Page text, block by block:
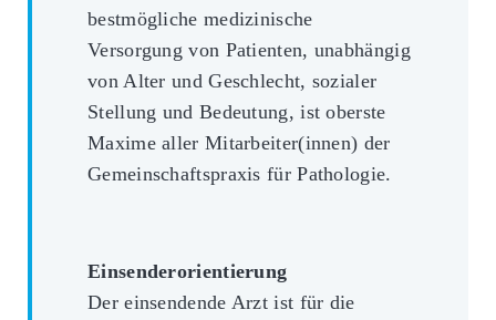
bestmögliche medizinische
Versorgung von Patienten, unabhängig
von Alter und Geschlecht, sozialer
Stellung und Bedeutung, ist oberste
Maxime aller Mitarbeiter(innen) der
Gemeinschaftspraxis für Pathologie.
Einsenderorientierung
Der einsendende Arzt ist für die